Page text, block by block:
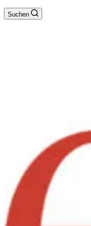
Suchen